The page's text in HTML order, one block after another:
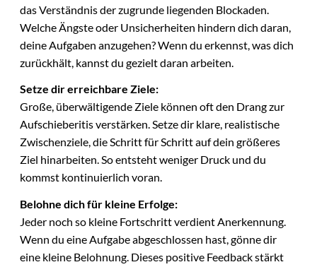
das Verständnis der zugrunde liegenden Blockaden.
Welche Ängste oder Unsicherheiten hindern dich daran,
deine Aufgaben anzugehen? Wenn du erkennst, was dich
zurückhält, kannst du gezielt daran arbeiten.
Setze dir erreichbare Ziele:
Große, überwältigende Ziele können oft den Drang zur
Aufschieberitis verstärken. Setze dir klare, realistische
Zwischenziele, die Schritt für Schritt auf dein größeres
Ziel hinarbeiten. So entsteht weniger Druck und du
kommst kontinuierlich voran.
Belohne dich für kleine Erfolge:
Jeder noch so kleine Fortschritt verdient Anerkennung.
Wenn du eine Aufgabe abgeschlossen hast, gönne dir
eine kleine Belohnung. Dieses positive Feedback stärkt